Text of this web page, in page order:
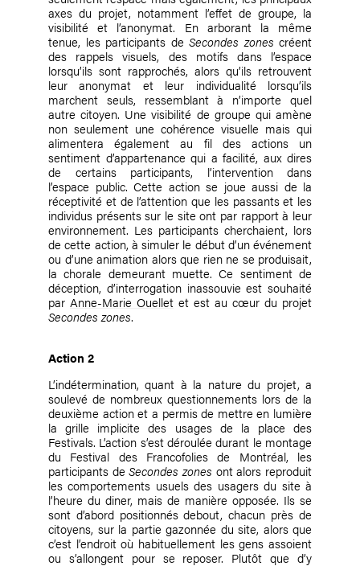
axes du projet, notamment l’effet de groupe, la
visibilité et l’anonymat. En arborant la même
tenue, les participants de Secondes zones créent
des rappels visuels, des motifs dans l’espace
lorsqu’ils sont rapprochés, alors qu’ils retrouvent
leur anonymat et leur individualité lorsqu’ils
marchent seuls, ressemblant à n’importe quel
autre citoyen. Une visibilité de groupe qui amène
non seulement une cohérence visuelle mais qui
alimentera également au fil des actions un
sentiment d’appartenance qui a facilité, aux dires
de certains participants, l’intervention dans
l’espace public. Cette action se joue aussi de la
réceptivité et de l’attention que les passants et les
individus présents sur le site ont par rapport à leur
environnement. Les participants cherchaient, lors
de cette action, à simuler le début d’un événement
ou d’une animation alors que rien ne se produisait,
la chorale demeurant muette. Ce sentiment de
déception, d’interrogation inassouvie est souhaité
par Anne-Marie Ouellet et est au cœur du projet
Secondes zones.
Action 2
L’indétermination, quant à la nature du projet, a
soulevé de nombreux questionnements lors de la
deuxième action et a permis de mettre en lumière
la grille implicite des usages de la place des
Festivals. L’action s’est déroulée durant le montage
du Festival des Francofolies de Montréal, les
participants deSecondes zones ont alors reproduit
les comportements usuels des usagers du site à
l’heure du diner, mais de manière opposée. Ils se
sont d’abord positionnés debout, chacun près de
citoyens, sur la partie gazonnée du site, alors que
c’est l’endroit où habituellement les gens assoient
ou s’allongent pour se reposer. Plutôt que d’y